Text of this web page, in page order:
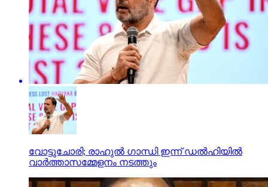
വോട്ടുചോരി; രാഹുല്‍ ഗാന്ധി ഇന്ന് ഡല്‍ഹിയില്‍
വാര്‍ത്താസമ്മേളനം നടത്തും